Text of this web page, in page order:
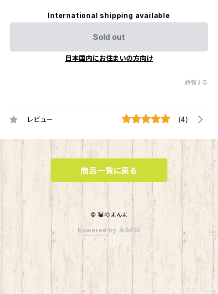
International shipping available
Sold out
日本国内にお住まいの方向け
通報する
レビュー (4)
商品一覧に戻る
© 猫のまんま
Powered by